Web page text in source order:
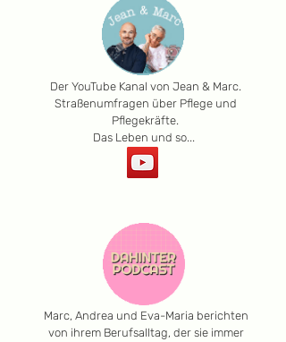
Der YouTube Kanal von Jean & Marc.
Straßenumfragen über Pflege und
Pflegekräfte.
Das Leben und so...
Marc, Andrea und Eva-Maria berichten
von ihrem Berufsalltag, der sie immer